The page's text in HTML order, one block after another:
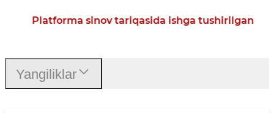
Platforma sinov tariqasida ishga tushirilgan
Yangiliklar